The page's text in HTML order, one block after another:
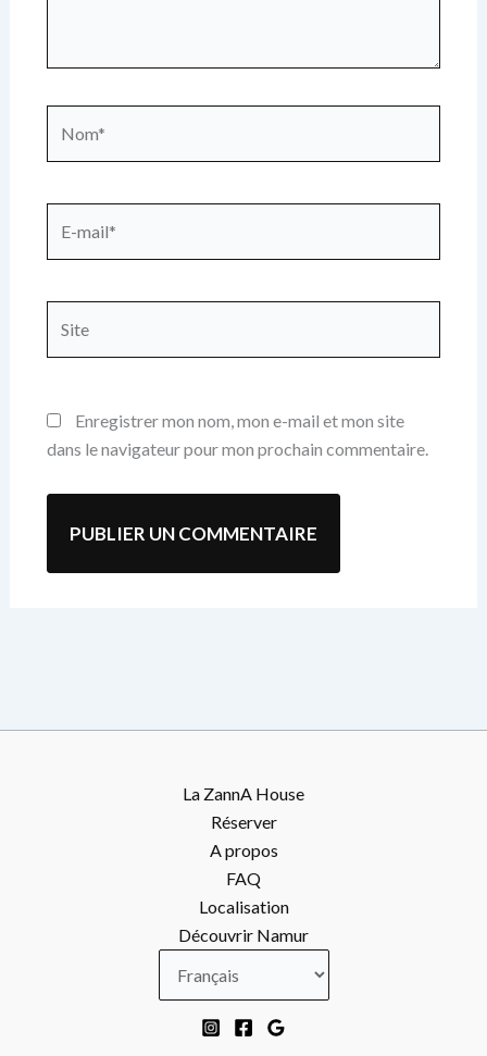
mail*
Enregistrer mon nom, mon e-mail et mon site
dans le navigateur pour mon prochain commentaire.
La ZannA House
Réserver
A propos
FAQ
Localisation
Découvrir Namur